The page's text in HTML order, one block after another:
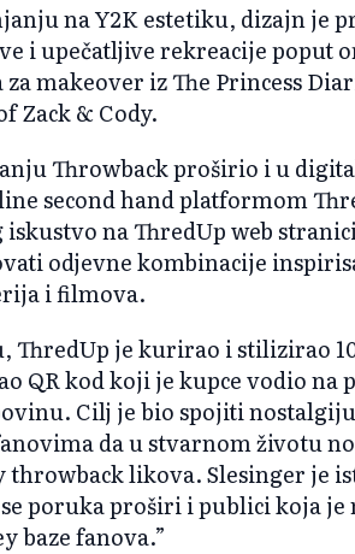
na Y2K estetiku, dizajn je
i upečatljive rekreacije poput
makeover iz The Princess
Zack & Cody.
Throwback proširio i u
second hand platformom
na ThredUp web
odjevne kombinacije
i filmova.
ThredUp je kurirao i stilizirao
QR kod koji je kupce vodio na
Cilj je bio spojiti
da u stvarnom životu
likova. Slesinger je
poruka proširi i publici koja je
baze fanova.”